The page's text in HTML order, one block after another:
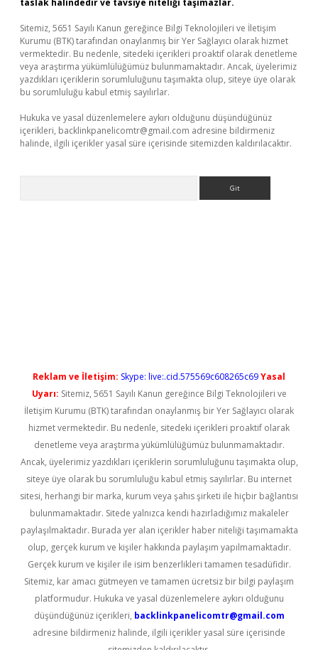
taslak halindedir ve tavsiye niteliği taşımazlar.
Sitemiz, 5651 Sayılı Kanun gereğince Bilgi Teknolojileri ve İletişim
Kurumu (BTK) tarafından onaylanmış bir Yer Sağlayıcı olarak hizmet
vermektedir. Bu nedenle, sitedeki içerikleri proaktif olarak denetleme
veya araştırma yükümlülüğümüz bulunmamaktadır. Ancak, üyelerimiz
yazdıkları içeriklerin sorumluluğunu taşımakta olup, siteye üye olarak
bu sorumluluğu kabul etmiş sayılırlar.
Hukuka ve yasal düzenlemelere aykırı olduğunu düşündüğünüz
içerikleri, backlinkpanelicomtr@gmail.com adresine bildirmeniz
halinde, ilgili içerikler yasal süre içerisinde sitemizden kaldırılacaktır.
Reklam ve İletişim: Skype: live:.cid.575569c608265c69Yasal
Uyarı: Sitemiz, 5651 Sayılı Kanun gereğince Bilgi Teknolojileri ve
İletişim Kurumu (BTK) tarafından onaylanmış bir Yer Sağlayıcı olarak
hizmet vermektedir. Bu nedenle, sitedeki içerikleri proaktif olarak
denetleme veya araştırma yükümlülüğümüz bulunmamaktadır.
Ancak, üyelerimiz yazdıkları içeriklerin sorumluluğunu taşımakta olup,
siteye üye olarak bu sorumluluğu kabul etmiş sayılırlar. Bu internet
sitesi, herhangi bir marka, kurum veya şahıs şirketi ile hiçbir bağlantısı
bulunmamaktadır. Sitede yalnızca kendi hazırladığımız makaleler
paylaşılmaktadır. Burada yer alan içerikler haber niteliği taşımamakta
olup, gerçek kurum ve kişiler hakkında paylaşım yapılmamaktadır.
Gerçek kurum ve kişiler ile isim benzerlikleri tamamen tesadüfidir.
Sitemiz, kar amacı gütmeyen ve tamamen ücretsiz bir bilgi paylaşım
platformudur. Hukuka ve yasal düzenlemelere aykırı olduğunu
düşündüğünüz içerikleri, backlinkpanelicomtr@gmail.com
adresine bildirmeniz halinde, ilgili içerikler yasal süre içerisinde